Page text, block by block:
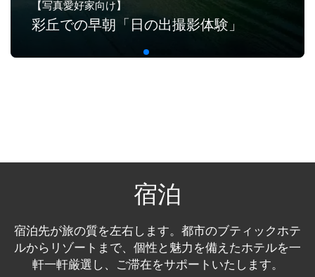
【写真愛好家向け】
彩丘での早朝「日の出撮影体験」
宿泊
宿泊先が旅の質を左右します。都市のブティックホテ
ルからリゾートまで、個性と魅力を備えたホテルを一
軒一軒厳選し、ご滞在をサポートいたします。